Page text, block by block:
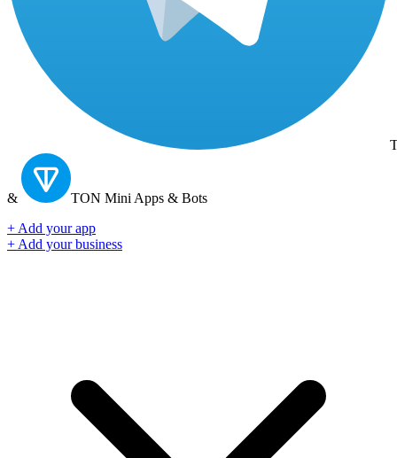
& TON Mini Apps & Bots
+ Add your app
+ Add your business